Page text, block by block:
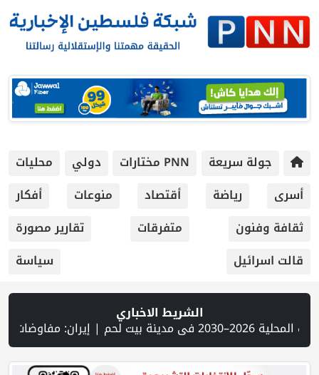
جولة سريعة PNN مختارات دولي
محليات
أسرى
رياضة أقتصاد منوعات
أفكار
ثقافة وفنون
متفرقات
تقارير مصورة
قالت اسرائيل
سياسة
الشريط الاخباري